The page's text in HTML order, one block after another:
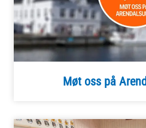
Møt oss på